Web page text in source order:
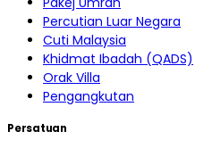
Percutian Luar Negara
Cuti Malaysia
Khidmat Ibadah (QADS)
Orak Villa
Pengangkutan
Persatuan